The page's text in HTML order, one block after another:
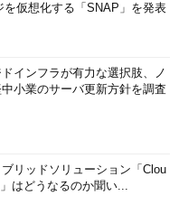
を仮想化する「SNAP」を発表
インフラが有力な選択肢、ノ
小業のサーバ更新方針を調査
リッドソリューション「Clou
はどうなるのか聞い...